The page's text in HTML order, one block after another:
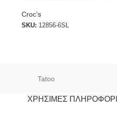
Croc’s
SKU: 12856-6SL
Tatoo
ΧΡΉΣΙΜΕΣ